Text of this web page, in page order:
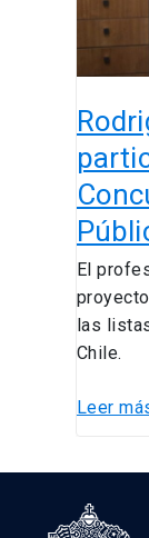
El
las
Chile.
Concurso
Políticas
UC
Leer